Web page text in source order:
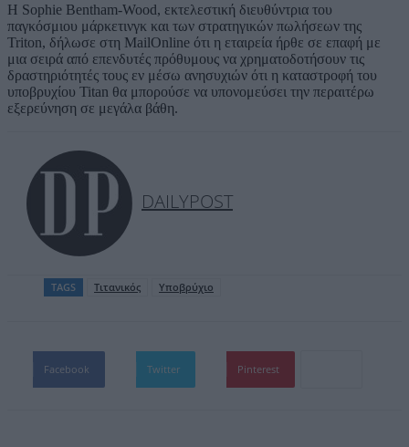
Η Sophie Bentham-Wood, εκτελεστική διευθύντρια του
παγκόσμιου μάρκετινγκ και των στρατηγικών πωλήσεων της
Triton, δήλωσε στη MailOnline ότι η εταιρεία ήρθε σε επαφή με
μια σειρά από επενδυτές πρόθυμους να χρηματοδοτήσουν τις
δραστηριότητές τους εν μέσω ανησυχιών ότι η καταστροφή του
υποβρυχίου Titan θα μπορούσε να υπονομεύσει την περαιτέρω
εξερεύνηση σε μεγάλα βάθη.
DAILYPOST
TAGS Τιτανικός Υποβρύχιο
Facebook Twitter Pinterest